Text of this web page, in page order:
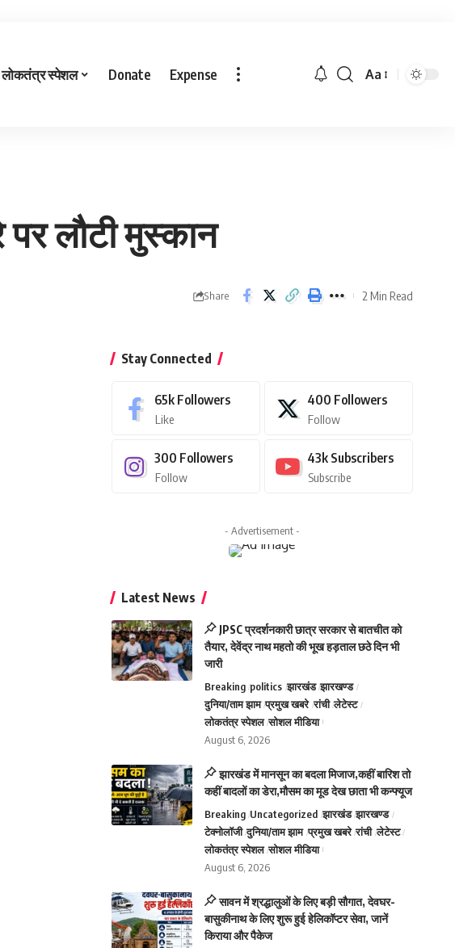
लोकतंत्र स्पेशल Donate Expense Aa
लौटी मुस्कान
Share 2 Min Read
Stay Connected
65k Followers
Like
400 Followers
Follow
300 Followers
Follow
43k Subscribers
Subscribe
- Advertisement -
Latest News
JPSC प्रदर्शनकारी छात्र सरकार से बातचीत को
तैयार, देवेंद्र नाथ महतो की भूख हड़ताल छठे दिन भी
जारी
Breaking politics झारखंड झारखण्ड
दुनिया/ताम झाम प्रमुख खबरे रांची लेटेस्ट
लोकतंत्र स्पेशल सोशल मीडिया
August 6, 2026
झारखंड में मानसून का बदला मिजाज,कहीं बारिश तो
कहीं बादलों का डेरा,मौसम का मूड देख छाता भी कन्फ्यूज
Breaking Uncategorized झारखंड झारखण्ड
टेक्नोलॉजी दुनिया/ताम झाम प्रमुख खबरे रांची लेटेस्ट
लोकतंत्र स्पेशल सोशल मीडिया
August 6, 2026
सावन में श्रद्धालुओं के लिए बड़ी सौगात, देवघर-
बासुकीनाथ के लिए शुरू हुई हेलिकॉप्टर सेवा, जानें
किराया और पैकेज